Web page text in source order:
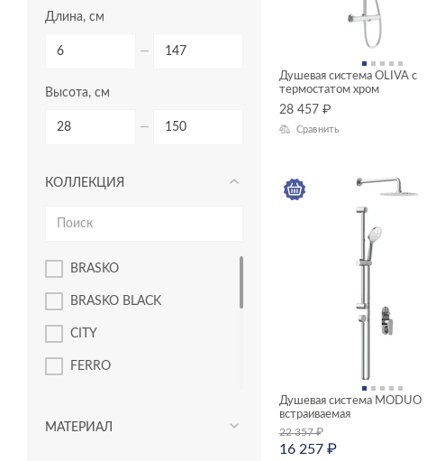
Длина, см
—
Высота, см
—
КОЛЛЕКЦИЯ
BRASKO
BRASKO BLACK
CITY
FERRO
NENO
МАТЕРИАЛ
Душевая система OLIVA с
термостатом хром
28 457 ₽
Сравнить
Душевая система MODUO
встраиваемая
22 357₽
16 257 ₽